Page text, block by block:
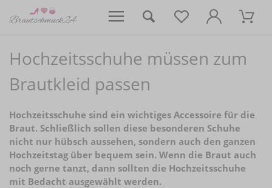
Hochzeitsschuhe müssen zum
Brautkleid passen
Hochzeitsschuhe sind ein wichtiges Accessoire für die
Braut. Schließlich sollen diese besonderen Schuhe
nicht nur hübsch aussehen, sondern auch den ganzen
Hochzeitstag über bequem sein. Wenn die Braut auch
noch gerne tanzt, dann sollten die Hochzeitsschuhe
mit Bedacht ausgewählt werden.